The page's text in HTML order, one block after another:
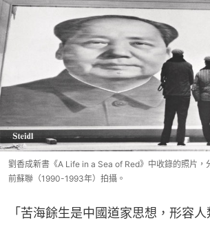
劉香成新書《A Life in a Sea of Red》中收錄的照片，
前蘇聯（1990-1993年）拍攝。
「苦海餘生是中國道家思想，形容